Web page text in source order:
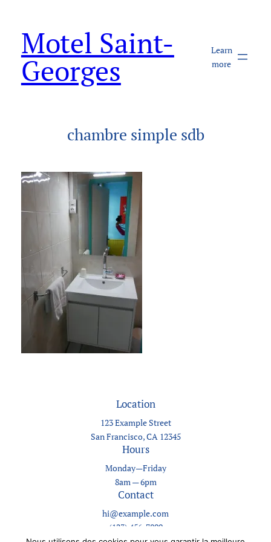
contenuMotel Saint-
Georges
Learn
more
chambre simple sdb
Location
123 Example Street
San Francisco, CA 12345
Hours
Monday—Friday
8am — 6pm
Contact
hi@example.com
(123) 456-7890